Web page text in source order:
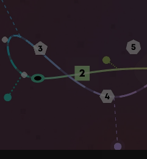
empezar una nueva carrera para
puntuación anterior, igual que en
Levels II se monetiza a través de
incentivados. Por suerte, un único
anuncios y te permite jugar sin conexión. El modo de
divertido para cuando estás
juegos similares, también se hace
todo porque no hay variaciones ni
Una opción para deshacer nuestro
habría sido útil, ya que es fácil